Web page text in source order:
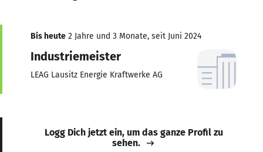
Bis heute 2 Jahre und 3 Monate, seit Juni 2024
Industriemeister
LEAG Lausitz Energie Kraftwerke AG
Logg Dich jetzt ein, um das ganze Profil zu
sehen.